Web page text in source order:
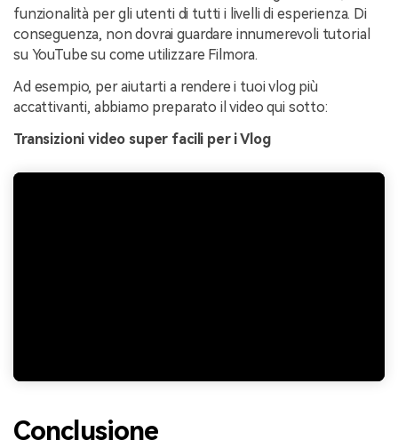
funzionalità per gli utenti di tutti i livelli di esperienza. Di
conseguenza, non dovrai guardare innumerevoli tutorial
su YouTube su come utilizzare Filmora.
Ad esempio, per aiutarti a rendere i tuoi vlog più
accattivanti, abbiamo preparato il video qui sotto:
Transizioni video super facili per i Vlog
Conclusione